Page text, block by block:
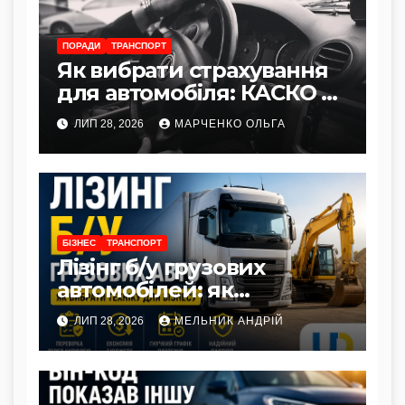
ПОРАДИ ТРАНСПОРТ
Як вибрати страхування
для автомобіля: КАСКО vs
Автоцивілка
ЛИП 28, 2026 МАРЧЕНКО ОЛЬГА
БІЗНЕС ТРАНСПОРТ
Лізінг б/у грузових
автомобілей: як
правильно вибрати
вантажівку чи
спецтехніку для бізнесу
ЛИП 28, 2026 МЕЛЬНИК АНДРІЙ